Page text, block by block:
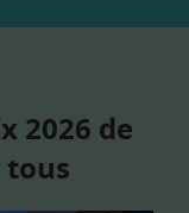
2026 de
tous